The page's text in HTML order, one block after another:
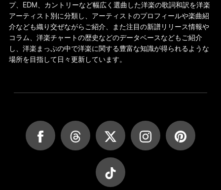
プ、EDM、カントリーなど幅広く選曲した洋楽の歌詞和訳を洋楽
アーティスト別に分類し、アーティストのプロフィールや楽曲紹
介なども織り交ぜながらご紹介、また注目の新譜リリース情報や
コラム、洋楽チャートの歴史などのデータベースなどもご紹介
し、洋楽まっぷの中で洋楽に関する豊富な知識が得られるような
場所を目指して日々更新しています。